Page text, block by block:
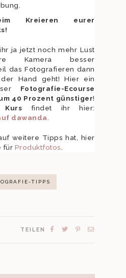
Kreieren eurer
ja jetzt noch mehr Lust
Kamera besser
das Fotografieren dann
Hand geht! Hier ein
Fotografie-Ecourse
40 Prozent günstiger!
findet ihr hier:
dawanda
weitere Tipps hat, hier
für Produktfotos
TIPPS
TEILEN